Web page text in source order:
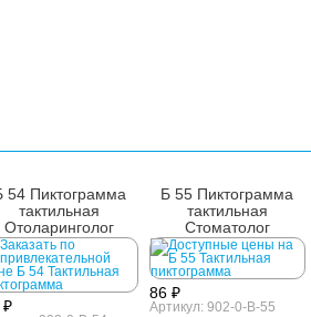
54 Пиктограмма
тактильная
Отоларинголог
₽
Б 55 Пиктограмма
тактильная
Стоматолог
86 ₽
Артикул: 902-0-B-55